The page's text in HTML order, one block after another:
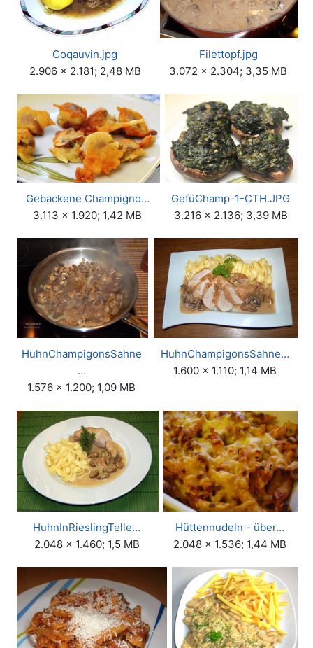
Coqauvin.jpg
2.906 × 2.181; 2,48 MB
Filettopf.jpg
3.072 × 2.304; 3,35 MB
Gebackene Champigno…
3.113 × 1.920; 1,42 MB
GefüChamp-1-CTH.JPG
3.216 × 2.136; 3,39 MB
HuhnChampigonsSahne
…
1.576 × 1.200; 1,09 MB
HuhnChampigonsSahne…
1.600 × 1.110; 1,14 MB
HuhnInRieslingTelle…
2.048 × 1.460; 1,5 MB
Hüttennudeln - über…
2.048 × 1.536; 1,44 MB